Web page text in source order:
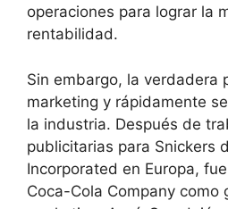
operaciones para lograr la
rentabilidad.
Sin embargo, la verdadera
marketing y rápidamente
la industria. Después de
publicitarias para Snickers
Incorporated en Europa,
Coca-Cola Company como